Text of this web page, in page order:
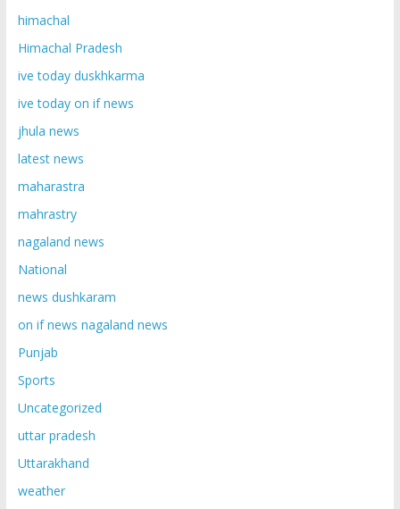
himachal
Himachal Pradesh
ive today duskhkarma
ive today on if news
jhula news
latest news
maharastra
mahrastry
nagaland news
National
news dushkaram
on if news nagaland news
Punjab
Sports
Uncategorized
uttar pradesh
Uttarakhand
weather